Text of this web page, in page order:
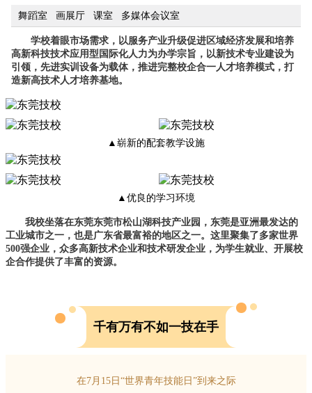
舞蹈室 画展厅 课室 多媒体会议室
学校着眼市场需求，以服务产业升级促进区域经济发展和培养
高新科技技术应用型国际化人力为办学宗旨，以新技术专业建设为
引领，先进实训设备为载体，推进完整校企合一人才培养模式，打
造新高技术人才培养基地。
▲崭新的配套教学设施
▲优良的学习环境
我校坐落在东莞东莞市松山湖科技产业园，东莞是亚洲最发达的
工业城市之一，也是广东省最富裕的地区之一。 这里聚集了多家世界
500强企业，众多高新技术企业和技术研发企业，为学生就业、开展校
企合作提供了丰富的资源。
千有万有不如一技在手
在7月15日“世界青年技能日”到来之际